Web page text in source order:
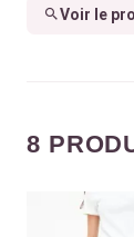
Voir le
8